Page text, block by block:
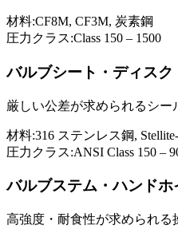
材料:CF8M, CF3M, 炭素鋼
圧力クラス:Class 150 – 1500
バルブシート・ディスク
厳しい公差が求められるシー
材料:316 ステンレス鋼,
圧力クラス:ANSI Class 150 –
バルブステム・ハンドホ
高強度・耐食性が求められる